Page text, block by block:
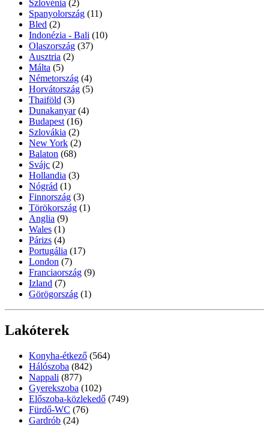
Szlovénia (2)
Spanyolország (11)
Bled (2)
Indonézia - Bali (10)
Olaszország (37)
Ausztria (2)
Málta (5)
Németország (4)
Horvátország (5)
Thaiföld (3)
Dunakanyar (4)
Budapest (16)
Szlovákia (2)
New York (2)
Balaton (68)
Svájc (2)
Hollandia (3)
Nógrád (1)
Finnország (3)
Törökország (1)
Anglia (9)
Wales (1)
Párizs (4)
Portugália (17)
London (7)
Franciaország (9)
Izland (7)
Görögország (1)
Lakóterek
Konyha-étkező (564)
Hálószoba (842)
Nappali (877)
Gyerekszoba (102)
Előszoba-közlekedő (749)
Fürdő-WC (76)
Gardrób (24)